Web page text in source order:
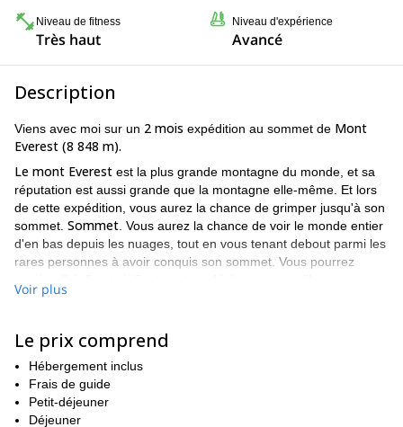
Niveau de fitness
Très haut
Niveau d'expérience
Avancé
Description
Viens avec moi sur un 2 mois expédition au sommet de Mont
Everest (8 848 m).
Le mont Everest est la plus grande montagne du monde, et sa
réputation est aussi grande que la montagne elle-même. Et lors
de cette expédition, vous aurez la chance de grimper jusqu'à son
sommet. Sommet . Vous aurez la chance de voir le monde entier
d'en bas depuis les nuages, tout en vous tenant debout parmi les
rares personnes à avoir conquis son sommet. Vous pourrez
bruyamment, que vous avez réussi.
vous pourrez explorer la ville magique de
comme
Kathmanduoù vous avez pu explorer la ville, vous aurez
la même opportunité en
un local Guide tibétain
apprendre davantage sur la ville, et sur l'environnement.
Voir plus
Le prix comprend
Hébergement inclus
Frais de guide
Petit-déjeuner
Déjeuner